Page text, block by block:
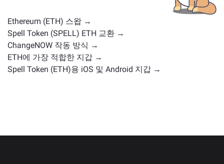
Ethereum (ETH) 스왑 →
Spell Token (SPELL) ETH 교환 →
ChangeNOW 작동 방식 →
ETH에 가장 적합한 지갑 →
Spell Token (ETH)용 iOS 및 Android 지갑 →